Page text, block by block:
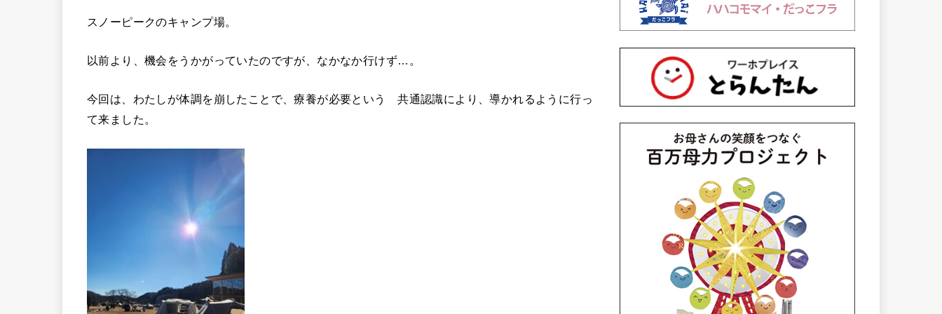
スノーピークのキャンプ場。
以前より、機会をうかがっていたのですが、なかなか行けず…。
今回は、わたしが体調を崩したことで、療養が必要という 共通認識により、導かれるように行っ
て来ました。